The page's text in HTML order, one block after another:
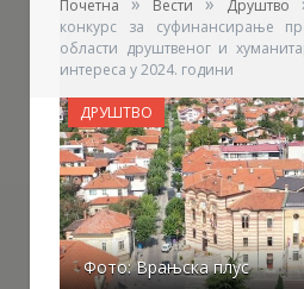
Почетна Вести Друштво
конкурс за суфинансирање
области друштвеног и
интереса у 2024. години
Фото: Врањска плус
ДРУШТВО